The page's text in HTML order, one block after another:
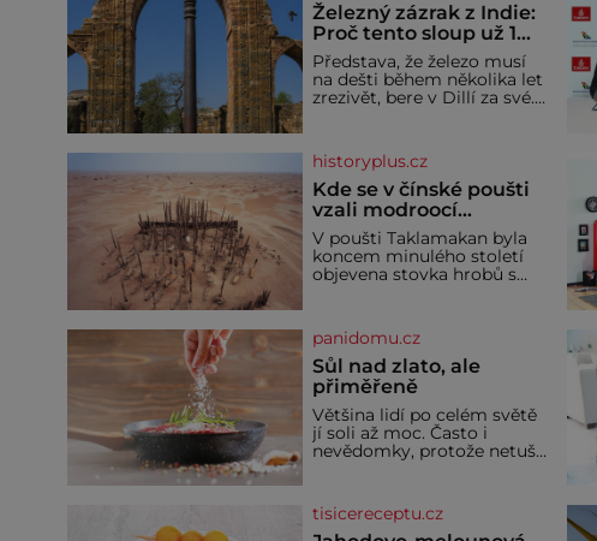
Železný zázrak z Indie:
Proč tento sloup už 1
600 let nezná rez?
Představa, že železo musí
na dešti během několika let
zrezivět, bere v Dillí za své.
vysoký železný sloup, který
už přibližně 1 600 let
odolává počasí
historyplus.cz
Kde se v čínské poušti
vzali modroocí
blonďáci?
V poušti Taklamakan byla
koncem minulého století
objevena stovka hrobů s
byli pohřbeni s úctou a
četnými milodary. Asi
nejvíc přitom vědce zaujal
hrob tříměsíčního
chlapečka s modrou
filcovou čapkou, z níž se
draly blonďaté vlásky. Fakt,
že jsou těla dávných lidí
klimatickým podmínkám.
Sucho, prosolené písky a
panidomu.cz
Sůl nad zlato, ale
přiměřeně
Většina lidí po celém světě
jí soli až moc. Často i
nevědomky, protože netuší,
vyráběných potravinách,
dokonce i těch sladkých.
tisicereceptu.cz